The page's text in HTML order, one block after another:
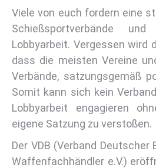
Viele von euch fordern eine
Schießsportverbände
Lobbyarbeit. Vergessen wird
dass die meisten Vereine
Verbände, satzungsgemäß
Somit kann sich kein
Lobbyarbeit engagieren
eigene Satzung zu verstoßen.
Der VDB (Verband Deutscher
Waffenfachhändler e.V.)